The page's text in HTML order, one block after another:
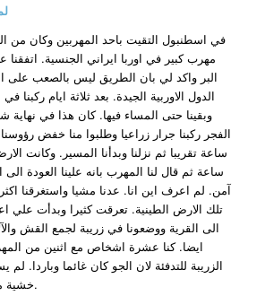
لماذا النمسا .. الحلقة 5
في اسطنبول التقيت باحد المهربين وكان من
مهرب كبير في اوربا ايراني الجنسية.
البر واكد لي بان الطريق ليس بالصعب على
الدول الاوربية الجيدة. بعد ثلاثة ايام
الفجر ركبنا جرار زراعيا وطلبوا منا خفض
ساعة تقريبا ثم نزلنا وبدأنا المسير. وكانت
ساعة ثم قال لنا المهرب بانه علينا العودة الى
آمن. لم اعرف اين انا. عدنا مشيا واستغرقنا
تلك الارض الطينية. تعرقت كثيرا وبدأت علي
الى القرية ووضعونا في زريبة لجمع القش
ايضا. كنا عشرة اشخاص مع اثنين من
الزريبة للتدفئة لان الجو كان غائما وباردا. لم
خشية ملاحظة الناس لوجودنا.